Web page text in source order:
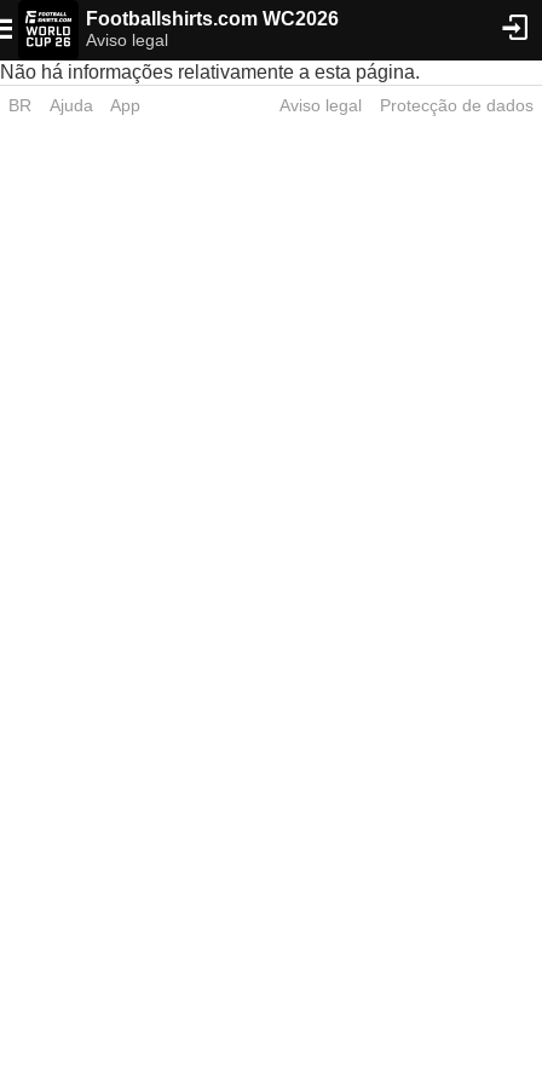
Footballshirts.com WC2026
Aviso legal
Não há informações relativamente a esta página.
BR Ajuda App Aviso legal Protecção de dados